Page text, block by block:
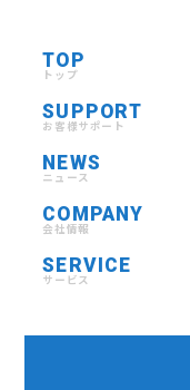
TOP
トップ
COMPANY
会社情報
SUPPORT
お客様サポート
SERVICE
サービス
NEWS
ニュース